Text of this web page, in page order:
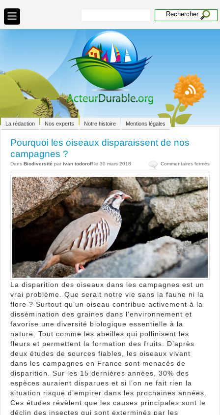
La rédaction Nos experts Notre histoire Mentions légales
Pourquoi les oiseaux disparaissent de nos
campagnes ?
Dans Biodiversité par ivan todoroffle 30 mars 2018 Commentaires ferméssur
La disparition des oiseaux dans les campagnes est un
vrai problème. Que serait notre vie sans la faune ni la
flore ? Surtout qu’un oiseau contribue activement à la
dissémination des graines dans l’environnement et
favorise une diversité biologique essentielle à la
nature. Tout comme les abeilles qui pollinisent les
fleurs et permettent la formation des fruits. D’après
deux études de sources fiables, les oiseaux vivant
dans les campagnes en France sont menacés de
disparition. Sur les 15 dernières années, 30% des
espèces auraient disparues et si l’on ne fait rien la
situation risque d’empirer dans les prochaines années.
Ces études révèlent que les causes principales sont le
déclin des insectes qui sont exterminés par les